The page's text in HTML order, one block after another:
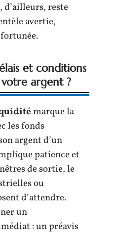
d’ailleurs, reste
avertie,
et conditions
argent ?
marque la
les fonds
argent d’un
patience et
de sortie, le
ou
d’attendre.
un
: un préavis